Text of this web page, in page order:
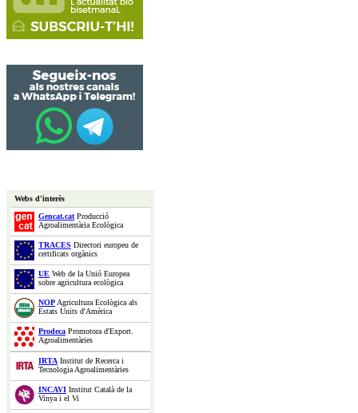
Webs d'interès
Gencat.catProducció
Agroalimentària Ecològica
TRACES Directori europeu de
certificats orgànics
UE Web de la Unió Europea
sobre agricultura ecològica
NOPAgricultura Ecològica als
Estats Units d'Amèrica
Prodeca Promotora d'Export.
Agroalimentàries
IRTA Institut de Recerca i
Tecnologia Agroalimentàries
INCAVI Institut Català de la
Vinya i el Vi